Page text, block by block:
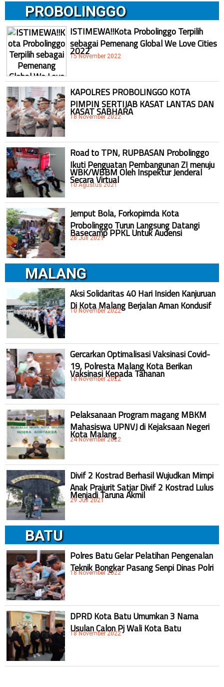
PROBOLINGGO
ISTIMEWA!!Kota Probolinggo Terpilih
sebagai Pemenang Global We Love Cities
2022
15 November 2022
KAPOLRES PROBOLINGGO KOTA
PIMPIN SERTIJAB KASAT LANTAS DAN
KASAT SABHARA
18 November 2022
Road to TPN, RUPBASAN Probolinggo
Ikuti Penguatan Pembangunan ZI menuju
WBK/WBBM Oleh Inspektur Jenderal
Secara Virtual
10 Agustus 2021
Jemput Bola, Forkopimda Kota
Probolinggo Turun Langsung Datangi
Basecamp PPKL Untuk Audensi
28 Juli 2021
MALANG
Aksi Solidaritas 40 Hari Insiden Kanjuruan
Di Kota Malang Berjalan Aman Kondusif
10 November 2022
Gercarkan Optimalisasi Vaksinasi Covid-
19, Polresta Malang Kota Berikan
Vaksinasi Kepada Tahanan
18 November 2022
Pelaksanaan Program magang MBKM
Mahasiswa UPNVJ di Kejaksaan Negeri
Kota Malang
24 November 2022
Divif 2 Kostrad Berhasil Wujudkan Mimpi
Anak Prajurit Satjar Divif 2 Kostrad Lulus
Menjadi Taruna Akmil
29 Juli 2021
BATU
Polres Batu Gelar Pelatihan Pengenalan
Teknik Bongkar Pasang Senpi Dinas Polri
18 November 2022
DPRD Kota Batu Umumkan 3 Nama
Usulan Calon Pj Wali Kota Batu
18 November 2022